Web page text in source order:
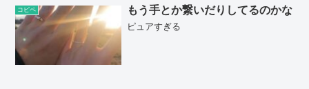
コピペ もう手とか繋いだりしてるのかな
ピュアすぎる